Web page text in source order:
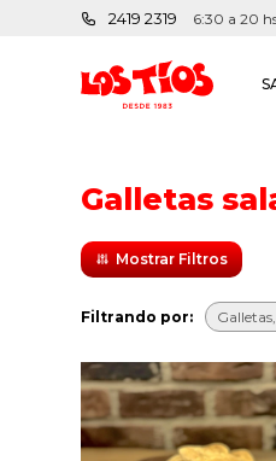
2419 2319 6:30 a 20
Galletas
Filtrando por: